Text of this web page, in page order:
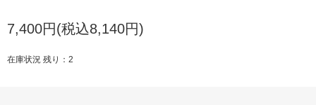
7,400円(税込8,140円)
在庫状況 残り：2